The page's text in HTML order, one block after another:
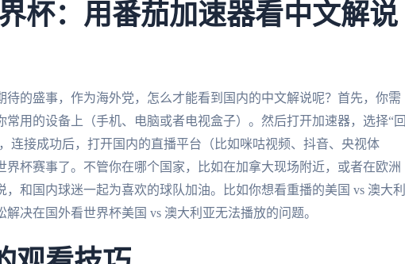
杯：用番茄加速器看中文解说
待的盛事，作为海外党，怎么才能看到国内的中文解说呢？首先，你需
常用的设备上（手机、电脑或者电视盒子）。然后打开加速器，选择“回
连接成功后，打开国内的直播平台（比如咪咕视频、抖音、央视体
界杯赛事了。不管你在哪个国家，比如在加拿大现场附近，或者在欧洲
和国内球迷一起为喜欢的球队加油。比如你想看重播的美国 vs 澳大利
解决在国外看世界杯美国 vs 澳大利亚无法播放的问题。